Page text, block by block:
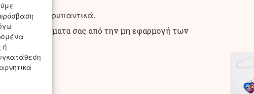
ή
και απορρυπαντικά.
στα κοσμήματα σας από την μη εφαρμογή των
: